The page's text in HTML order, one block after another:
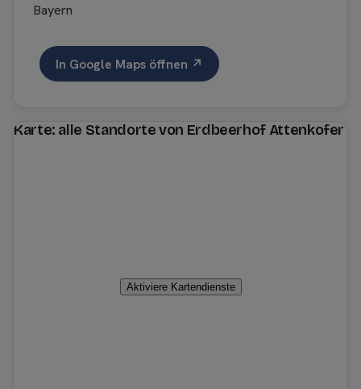
Bayern
In Google Maps öffnen ↗
Karte: alle Standorte von Erdbeerhof Attenkofer
Aktiviere Kartendienste